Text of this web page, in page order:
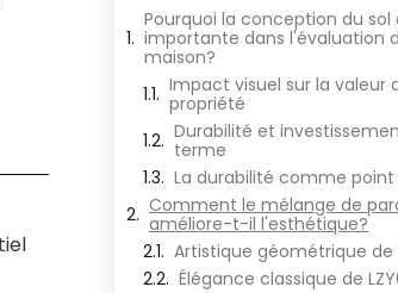
Pourquoi la conception du sol
importante dans l'évaluation
maison?
Impact visuel sur la valeur
propriété
Durabilité et
terme
La durabilité comme
Comment le mélange de
améliore-t-il l'esthétique?
Artistique géométrique de
Élégance classique de